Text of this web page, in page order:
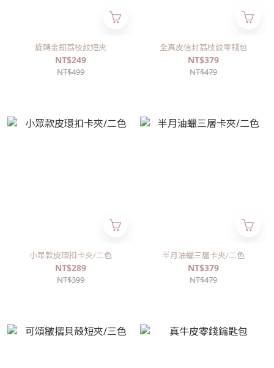
旋轉金釦荔枝紋短夾
NT$249
NT$499
全真皮信封荔枝紋零錢包
NT$379
NT$479
小眾款皮環扣卡夾/二色
NT$289
NT$399
半月油蠟三層卡夾/二色
NT$379
NT$479